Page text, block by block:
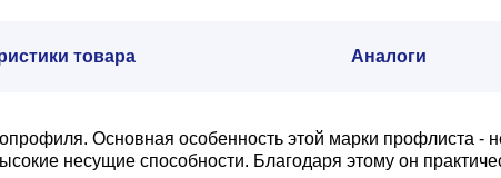
товара Аналоги
Основная особенность этой марки профлиста
несущие способности. Благодаря этому он